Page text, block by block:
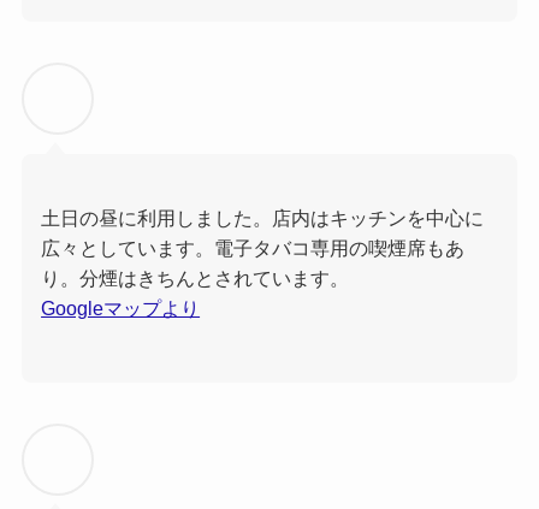
土日の昼に利用しました。店内はキッチンを中心に
広々としています。電子タバコ専用の喫煙席もあ
り。分煙はきちんとされています。
Googleマップより